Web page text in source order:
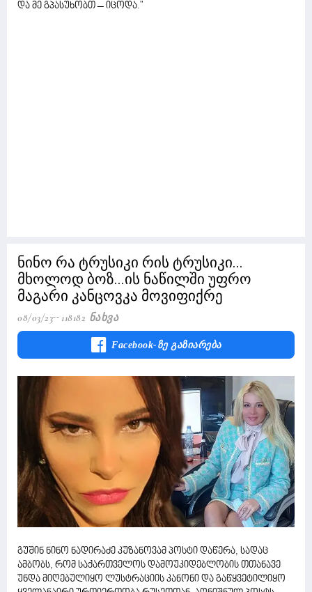
და მე გპასუხობთ – იცოდა."
ნინო რა ტრუსიკი რის ტრუსიკი...
მხოლოდ ბოზ...ის ნაწილში უფრო
მაგარი კანცოვკა მოვიფიქრე
08/03/23 118182 Ნახვა
Facebook-Ზე Გაზიარება
გუშინ ნინო ნადირაძე კუზანოვამ პოსტი დაწერა, სადაც
ამბობს, რომ საქართველოს დამოუკიდებლობის თთანავე
უნდა მიღებულიყო ლუსტრაციის კანონი და გაწყვეტილიყო